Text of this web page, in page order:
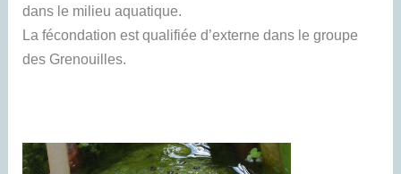
dans le milieu aquatique.
La fécondation est qualifiée d’externe dans le groupe
des Grenouilles.